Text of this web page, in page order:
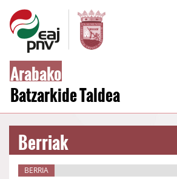
Arabako
Batzarkide Taldea
Berriak
BERRIA